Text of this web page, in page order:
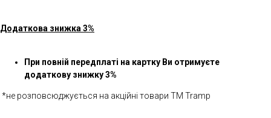
Додаткова знижка 3%
При повній передплаті на картку Ви отримуєте
додаткову знижку 3%
*не розповсюджується на акційні товари ТМ Tramp